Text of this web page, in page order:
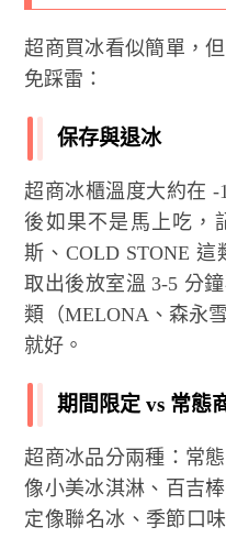
超商買冰看似簡單，
免踩雷：
保存與退冰
超商冰櫃溫度大約在 -
後如果不是馬上吃，
斯、COLD STONE
取出後放室溫 3-5 分
類（MELONA、森永
就好。
期間限定 vs 常態
超商冰品分兩種：常
像小美冰淇淋、百吉
定像聯名冰、季節口